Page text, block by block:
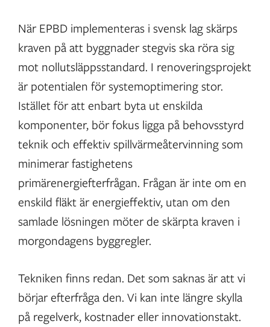
När EPBD implementeras i svensk lag skärps
kraven på att byggnader stegvis ska röra sig
mot nollutsläppsstandard. I renoveringsprojekt
är potentialen för systemoptimering stor.
Istället för att enbart byta ut enskilda
komponenter, bör fokus ligga på behovsstyrd
teknik och effektiv spillvärmeåtervinning som
minimerar fastighetens
primärenergiefterfrågan. Frågan är inte om en
enskild fläkt är energieffektiv, utan om den
samlade lösningen möter de skärpta kraven i
morgondagens byggregler.
Tekniken finns redan. Det som saknas är att vi
börjar efterfråga den. Vi kan inte längre skylla
på regelverk, kostnader eller innovationstakt.